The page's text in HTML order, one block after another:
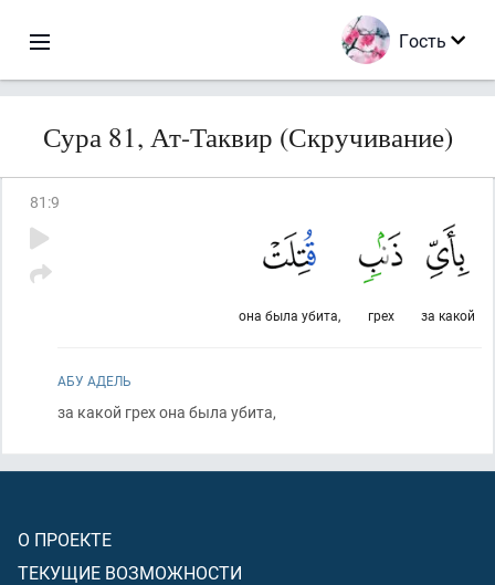
Гость
Сура 81, Ат-Таквир (Скручивание)
81 :9
за какой
грех
она была убита,
АБУ АДЕЛЬ
за какой грех она была убита,
О ПРОЕКТЕ
ТЕКУЩИЕ ВОЗМОЖНОСТИ